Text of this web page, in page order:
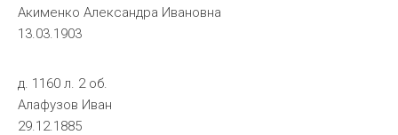
Акименко Александра Ивановна
13.03.1903
д. 1160 л. 2 об.
Алафузов Иван
29.12.1885